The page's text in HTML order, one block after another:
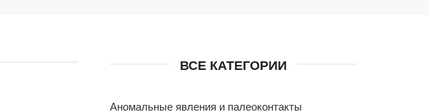
ВСЕ КАТЕГОРИИ
Аномальные явления и палеоконтакты